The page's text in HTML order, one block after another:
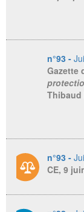
n°93 -
Gazette
Thibaud
n°93 -
CE, 9